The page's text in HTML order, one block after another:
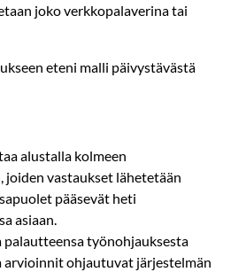
joko verkkopalaverina tai
eteni malli päivystävästä
alustalla kolmeen
joiden vastaukset lähetetään
pääsevät heti
asiaan.
työnohjauksesta
arvioinnit ohjautuvat järjestelmän